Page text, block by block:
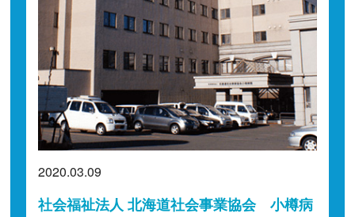
2020.03.09
社会福祉法人 北海道社会事業協会 小樽病